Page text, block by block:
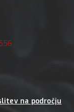
na področju